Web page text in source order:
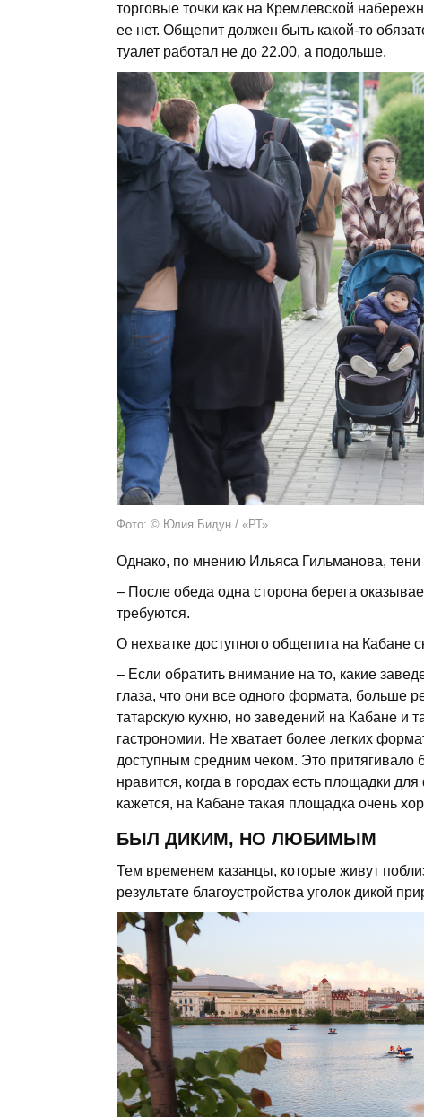
торговые точки как на Кремлевской
ее нет. Общепит должен быть какой-то
туалет работал не до 22.00, а подольше.
Фото: © Юлия Бидун / «РТ»
Однако, по мнению Ильяса Гильманова, тени
– После обеда одна сторона берега
требуются.
О нехватке доступного общепита на Кабане
– Если обратить внимание на то, какие
глаза, что они все одного формата, больше
татарскую кухню, но заведений на Кабане и
гастрономии. Не хватает более легких
доступным средним чеком. Это
нравится, когда в городах есть площадки
кажется, на Кабане такая площадка очень
БЫЛ ДИКИМ, НО ЛЮБИМЫМ
Тем временем казанцы, которые живут
результате благоустройства уголок дикой